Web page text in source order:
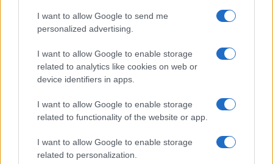
I want to allow Google to send me
personalized advertising.
I want to allow Google to enable storage
related to analytics like cookies on web or
device identifiers in apps.
I want to allow Google to enable storage
related to functionality of the website or app.
I want to allow Google to enable storage
related to personalization.
rántja le a leplet az Apple az új
csúcsmobilokról
A szeptemberi eseményen az iPhone 18 Pro modellek
mellett a régóta pletykált hajlítható iPhone Ultra is
bemutatkozhat, miközben az áremelésekről szóló
Az Android rejtett automatizmusai: hat
meg a mindennapokat
2026.06.14| Android Police